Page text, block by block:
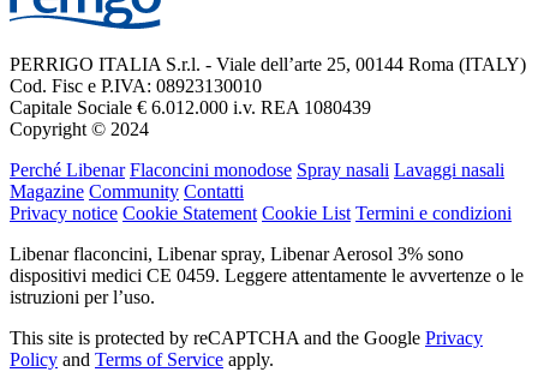
PERRIGO ITALIA S.r.l. - Viale dell’arte 25, 00144 Roma (ITALY)
Cod. Fisc e P.IVA: 08923130010
Capitale Sociale € 6.012.000 i.v. REA 1080439
Copyright © 2024
Perché Libenar Flaconcini monodose Spray nasali Lavaggi nasali
Magazine Community Contatti
Privacy notice Cookie Statement Cookie List Termini e condizioni
Libenar flaconcini, Libenar spray, Libenar Aerosol 3% sono
dispositivi medici CE 0459. Leggere attentamente le avvertenze o le
istruzioni per l’uso.
This site is protected by reCAPTCHA and the Google Privacy
Policy and Terms of Service apply.